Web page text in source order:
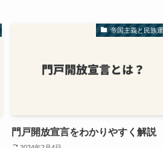
帝国主義と民族
門戸開放宣言をわかりやすく解説